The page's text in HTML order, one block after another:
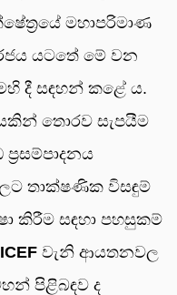
මහාපරිමාණ
යටතේ මේ වන
දී සඳහන් කළේ ය.
තොරව සැපයීම
තාක්ෂණික විසඳුම්
කිරීම සඳහා පහසුකම්
වැනි ආයතනවල
පිළිබඳව ද